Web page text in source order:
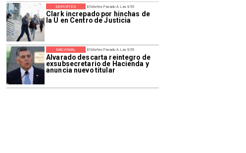
El Martes Pasado A Las 9:55
Clark increpado por hinchas de
la U en Centro de Justicia
DEPORTES
El Martes Pasado A Las 9:55
Alvarado descarta reintegro de
exsubsecretario de Hacienda y
anuncia nuevo titular
NACIONAL